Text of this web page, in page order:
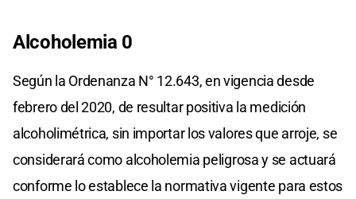
Alcoholemia 0
Según la Ordenanza N° 12.643, en vigencia desde
febrero del 2020, de resultar positiva la medición
alcoholimétrica, sin importar los valores que arroje, se
considerará como alcoholemia peligrosa y se actuará
conforme lo establece la normativa vigente para estos